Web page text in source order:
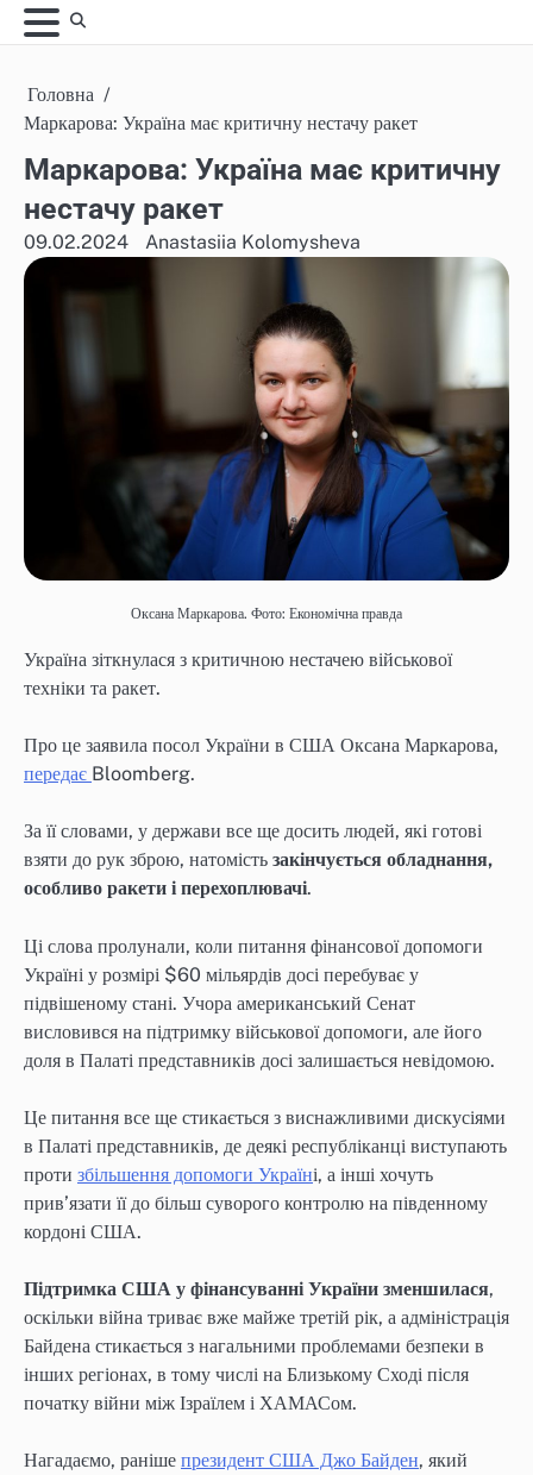
Skip
to
Головна
Маркарова: Україна має критичну нестачу ракет
Маркарова: Україна має критичну
нестачу ракет
09.02.2024 Anastasiia Kolomysheva
Оксана Маркарова. Фото: Економічна правда
Україна зіткнулася з критичною нестачею військової
техніки та ракет.
Про це заявила посол України в США Оксана Маркарова,
передає Bloomberg.
За її словами, у держави все ще досить людей, які готові
взяти до рук зброю, натомість закінчується обладнання,
особливо ракети і перехоплювачі.
Ці слова пролунали, коли питання фінансової допомоги
Україні у розмірі $60 мільярдів досі перебуває у
підвішеному стані. Учора американський Сенат
висловився на підтримку військової допомоги, але його
доля в Палаті представників досі залишається невідомою.
Це питання все ще стикається з виснажливими дискусіями
в Палаті представників, де деякі республіканці виступають
проти збільшення допомоги Україні, а інші хочуть
прив’язати її до більш суворого контролю на південному
кордоні США.
Підтримка США у фінансуванні України зменшилася,
оскільки війна триває вже майже третій рік, а адміністрація
Байдена стикається з нагальними проблемами безпеки в
інших регіонах, в тому числі на Близькому Сході після
початку війни між Ізраїлем і ХАМАСом.
Нагадаємо, раніше президент США Джо Байден, який